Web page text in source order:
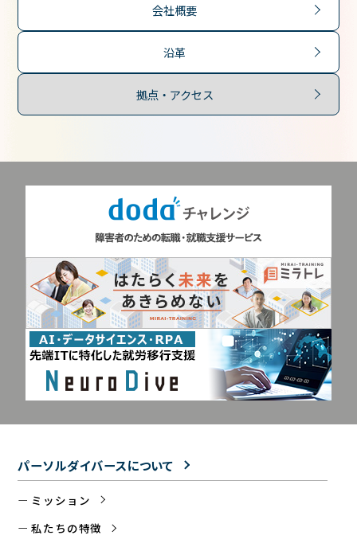
会社概要
沿革
拠点・アクセス
パーソルダイバースについて
ミッション
私たちの特徴